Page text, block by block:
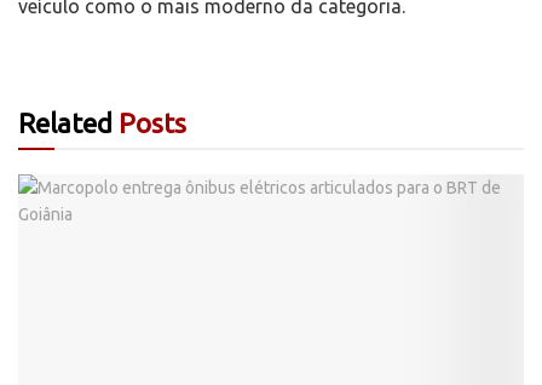
veículo como o mais moderno da categoria.
Related Posts